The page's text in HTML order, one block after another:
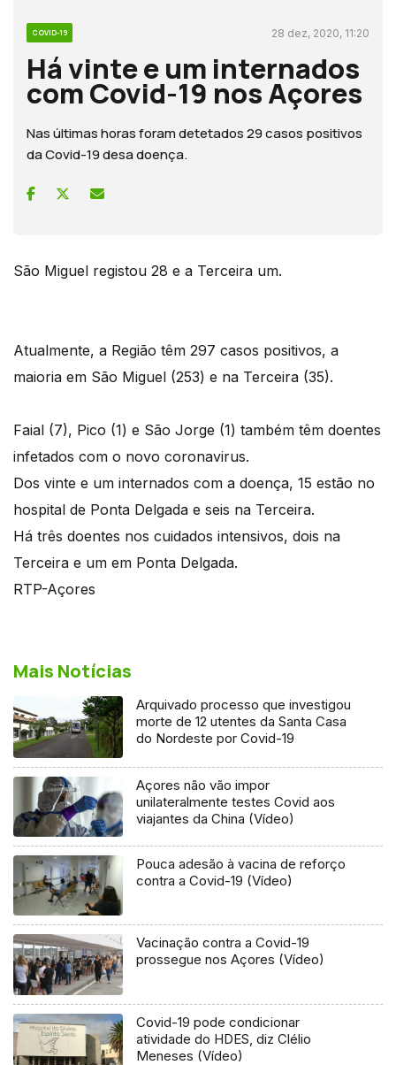
COVID-19 28 dez, 2020, 11:20
Há vinte e um internados
com Covid-19 nos Açores
Nas últimas horas foram detetados 29 casos positivos
da Covid-19 desa doença.
São Miguel registou 28 e a Terceira um.
Atualmente, a Região têm 297 casos positivos, a
maioria em São Miguel (253) e na Terceira (35).
Faial (7), Pico (1) e São Jorge (1) também têm doentes
infetados com o novo coronavirus.
Dos vinte e um internados com a doença, 15 estão no
hospital de Ponta Delgada e seis na Terceira.
Há três doentes nos cuidados intensivos, dois na
Terceira e um em Ponta Delgada.
RTP-Açores
Mais Notícias
Arquivado processo que investigou
morte de 12 utentes da Santa Casa
do Nordeste por Covid-19
Açores não vão impor
unilateralmente testes Covid aos
viajantes da China (Vídeo)
Pouca adesão à vacina de reforço
contra a Covid-19 (Vídeo)
Vacinação contra a Covid-19
prossegue nos Açores (Vídeo)
Covid-19 pode condicionar
atividade do HDES, diz Clélio
Meneses (Vídeo)